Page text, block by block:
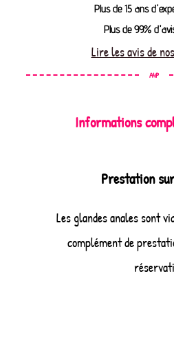
Plus de 15 ans
Plus de 99%
Lire les avis de
A4P
Informations
Prestation
Les glandes anales sont
complément de